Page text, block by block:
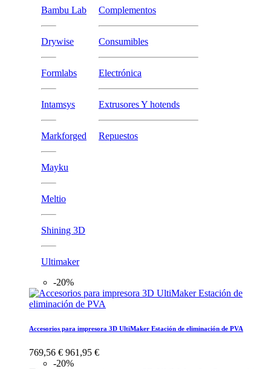
Bambu Lab
Drywise
Formlabs
Intamsys
Markforged
Mayku
Meltio
Shining 3D
Ultimaker
Complementos
Consumibles
Electrónica
Extrusores Y hotends
Repuestos
-20%
Accesorios para impresora 3D UltiMaker Estación de eliminación de PVA
769,56 € 961,95 €
-20%